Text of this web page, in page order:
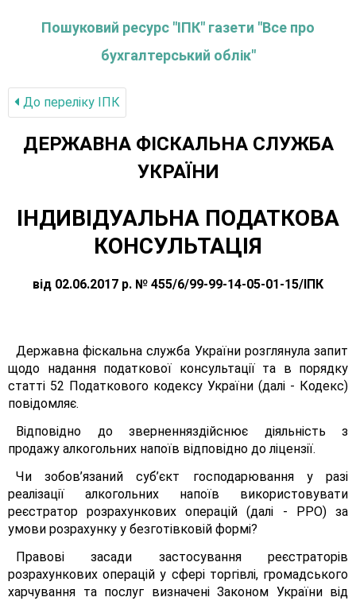
Пошуковий ресурс "ІПК" газети "Все про
бухгалтерський облік"
До переліку IПК
ДЕРЖАВНА ФІСКАЛЬНА СЛУЖБА
УКРАЇНИ
ІНДИВІДУАЛЬНА ПОДАТКОВА
КОНСУЛЬТАЦІЯ
від 02.06.2017 р. № 455/6/99-99-14-05-01-15/ІПК
Державна фіскальна служба України розглянула запит
щодо надання податкової консультації та в порядку
статті 52 Податкового кодексу України (далі - Кодекс)
повідомляє.
Відповідно до зверненняздійснює діяльність з
продажу алкогольних напоїв відповідно до ліцензії.
Чи зобов’язаний суб’єкт господарювання у разі
реалізації алкогольних напоїв використовувати
реєстратор розрахункових операцій (далі - РРО) за
умови розрахунку у безготівковій формі?
Правові засади застосування реєстраторів
розрахункових операцій у сфері торгівлі, громадського
харчування та послуг визначені Законом України від